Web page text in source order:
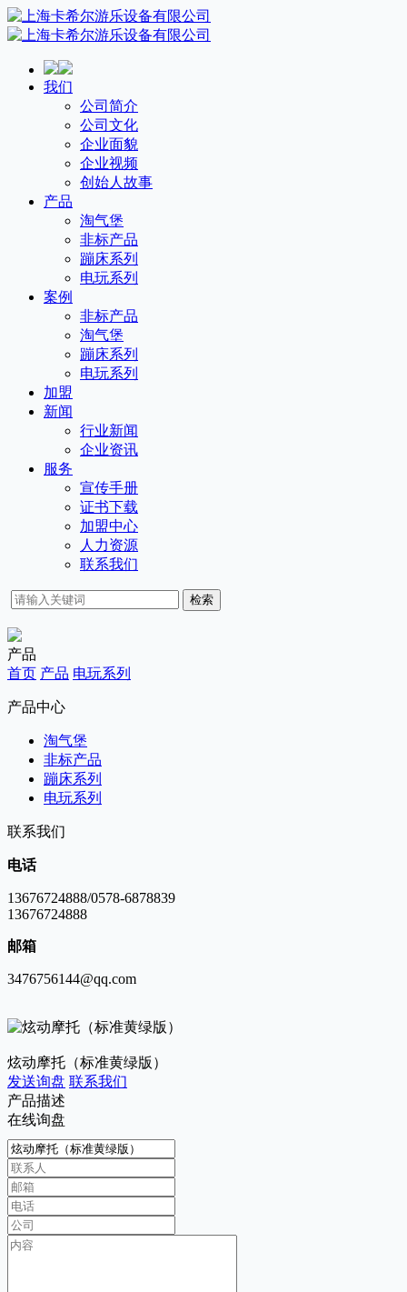
我们
公司简介
公司文化
企业面貌
企业视频
创始人故事
产品
淘气堡
非标产品
蹦床系列
电玩系列
案例
非标产品
淘气堡
蹦床系列
电玩系列
加盟
新闻
行业新闻
企业资讯
服务
宣传手册
证书下载
加盟中心
人力资源
联系我们
检索
产品
首页 产品 电玩系列
产品中心
淘气堡
非标产品
蹦床系列
电玩系列
联系我们
电话
13676724888/0578-6878839
13676724888
邮箱
3476756144@qq.com
炫动摩托（标准黄绿版）
发送询盘 联系我们
产品描述
在线询盘